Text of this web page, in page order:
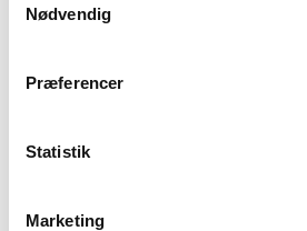
tilbagetrækker et samtykke.
Nødvendig
Præferencer
Statistik
Marketing
Anvisningen henvender sig til
renseriejere.